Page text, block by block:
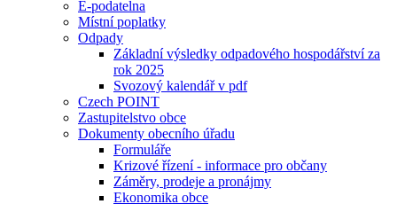
E-podatelna
Místní poplatky
Odpady
Základní výsledky odpadového hospodářství za
rok 2025
Svozový kalendář v pdf
Czech POINT
Zastupitelstvo obce
Dokumenty obecního úřadu
Formuláře
Krizové řízení - informace pro občany
Záměry, prodeje a pronájmy
Ekonomika obce